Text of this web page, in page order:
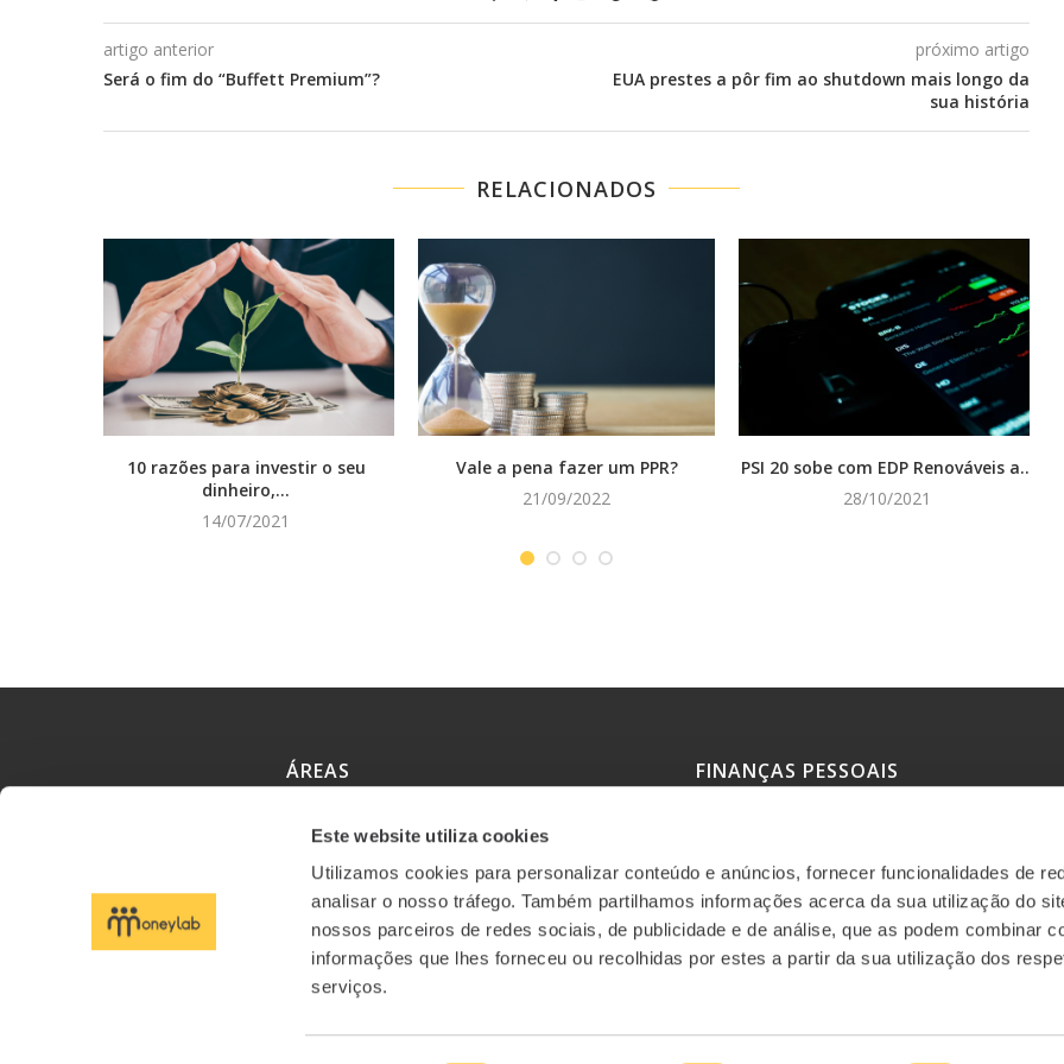
Este website utiliza cookies
Utilizamos cookies para personalizar conteúdo e anúncios, fornecer funcionalidades de
analisar o nosso tráfego. Também partilhamos informações acerca da sua utilização do
nossos parceiros de redes sociais, de publicidade e de análise, que as podem combinar
informações que lhes forneceu ou recolhidas por estes a partir da sua utilização dos
serviços.
artigo anterior
Será o fim do “Buffett Premium”?
próximo artigo
EUA prestes a pôr fim ao shutdown mais longo da
sua história
RELACIONADOS
10 razões para investir o seu
dinheiro,...
14/07/2021
Vale a pena fazer um PPR?
21/09/2022
PSI 20 sobe com EDP Renováveis a...
28/10/2021
ÁREAS
Conteúdos
Eventos
FINANÇAS PESSOAIS
Simulador poupança mensal-objetivo
Livros